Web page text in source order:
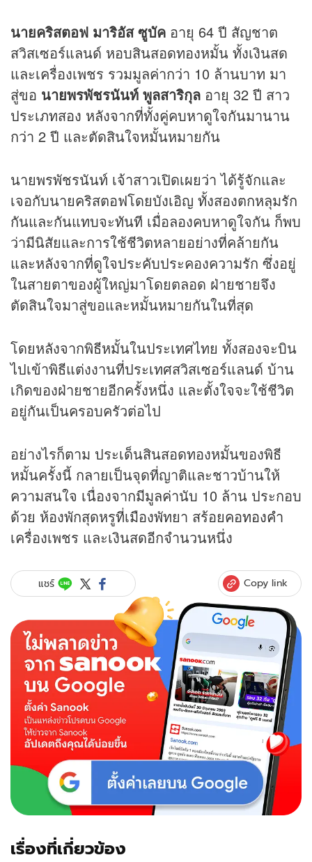
นายคริสตอฟ มาริอัส ซูบัค อายุ 64 ปี สัญชาต
สวิสเซอร์แลนด์ หอบสินสอดทองหมั้น ทั้งเงินสด
และเครื่องเพชร รวมมูลค่ากว่า 10 ล้านบาท มา
สู่ขอ นายพรพัชรนันท์ พูลสาริกุล อายุ 32 ปี สาว
ประเภทสอง หลังจากที่ทั้งคู่คบหาดูใจกันมานาน
กว่า 2 ปี และตัดสินใจหมั้นหมายกัน
นายพรพัชรนันท์ เจ้าสาวเปิดเผยว่า ได้รู้จักและ
เจอกับนายคริสตอฟโดยบังเอิญ ทั้งสองตกหลุมรัก
กันและกันแทบจะทันที เมื่อลองคบหาดูใจกัน ก็พบ
ว่ามีนิสัยและการใช้ชีวิตหลายอย่างที่คล้ายกัน
และหลังจากที่ดูใจประคับประคองความรัก ซึ่งอยู่
ในสายตาของผู้ใหญ่มาโดยตลอด ฝ่ายชายจึง
ตัดสินใจมาสู่ขอและหมั้นหมายกันในที่สุด
โดยหลังจากพิธีหมั้นในประเทศไทย ทั้งสองจะบิน
ไปเข้าพิธีแต่งงานที่ประเทศสวิสเซอร์แลนด์ บ้าน
เกิดของฝ่ายชายอีกครั้งหนึ่ง และตั้งใจจะใช้ชีวิต
อยู่กันเป็นครอบครัวต่อไป
อย่างไรก็ตาม ประเด็นสินสอดทองหมั้นของพิธี
หมั้นครั้งนี้ กลายเป็นจุดที่ญาติและชาวบ้านให้
ความสนใจ เนื่องจากมีมูลค่านับ 10 ล้าน ประกอบ
ด้วย ห้องพักสุดหรูที่เมืองพัทยา สร้อยคอทองคำ
เครื่องเพชร และเงินสดอีกจำนวนหนึ่ง
แชร์ Copy link
เรื่องที่เกี่ยวข้อง